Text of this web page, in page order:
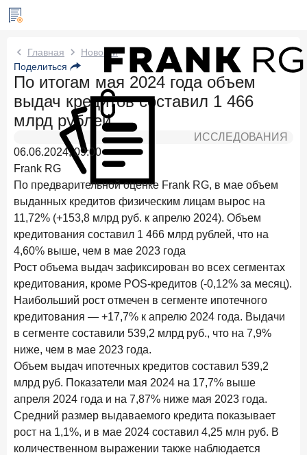
Новости Frank RG
Два дня назад ИССЛЕДОВАНИЕ
По итогам июля 2026 года объем выдач кредитов
составил 1 061,9 млрд руб.
4 августа 2026 года ИССЛЕДОВАНИЕ
Клиентский путь компании МСБ при смене
руководителя в банке обслуживания
24 июля 2026 года ИССЛЕДОВАНИЕ
Ипотека в России: итоги июня 2026 года в цифрах
22 июля 2026 года ИССЛЕДОВАНИЕ
Выгодные тарифы на брокерское обслуживание —
существенный фактор выбора брокера
15 июля 2026 года
Клиенты чаще всего узнают о сберегательных
продуктах из рекламы в интернете и на ТВ
9 июля 2026 года
С ростом благосостояния клиентов-сберегателей
увеличивается и склонность к диверсификации
7 июля 2026 года
По итогам июня 2026 года объем выдач кредитов
составил 1 166,4 млрд руб.
Главная
Новости
Поделиться
По итогам мая 2024 года объем
выдач кредитов составил 1 466
млрд рублей
ИССЛЕДОВАНИЯ
06.06.2024, 09:00
Frank RG
По предварительной оценке Frank RG, в мае объем
выданных кредитов физическим лицам вырос на
11,72% (+153,8 млрд руб. к апрелю 2024). Объем
кредитования составил 1 466 млрд рублей, что на
4,60% выше, чем в мае 2023 года
Рост объема выдач зафиксирован во всех сегментах
кредитования, кроме POS-кредитов (-0,12% за месяц).
Наибольший рост отмечен в сегменте ипотечного
кредитования — +17,7% к апрелю 2024 года. Выдачи
в сегменте составили 539,2 млрд руб., что на 7,9%
ниже, чем в мае 2023 года.
Объем выдач ипотечных кредитов составил 539,2
млрд руб. Показатели мая 2024 на 17,7% выше
апреля 2024 года и на 7,87% ниже мая 2023 года.
Средний размер выдаваемого кредита показывает
рост на 1,1%, и в мае 2024 составил 4,25 млн руб. В
количественном выражении также наблюдается